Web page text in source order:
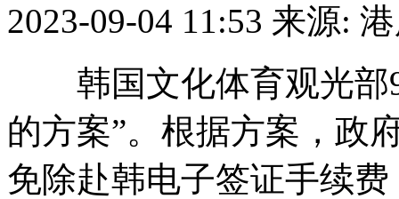
2023-09-04 11:53 来源:
韩国文化体育观光部9
的方案”。根据方案，政
免除赴韩电子签证手续